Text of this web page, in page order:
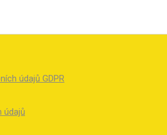
údajů GDPR
údajů